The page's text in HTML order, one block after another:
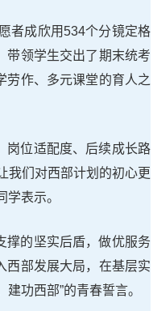
者成欣用534个分镜定格
带领学生交出了期末统考
劳作、多元课堂的育人之
岗位适配度、后续成长路
我们对西部计划的初心更
表示。
撑的坚实后盾，做优服务
西部发展大局，在基层实
功西部”的青春誓言。